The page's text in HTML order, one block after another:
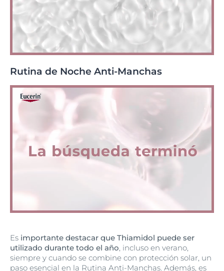
Rutina de Noche Anti-Manchas
Es importante destacar que Thiamidol puede ser
utilizado durante todo el año, incluso en verano,
siempre y cuando se combine con protección solar, un
paso esencial en la Rutina Anti-Manchas. Además, es